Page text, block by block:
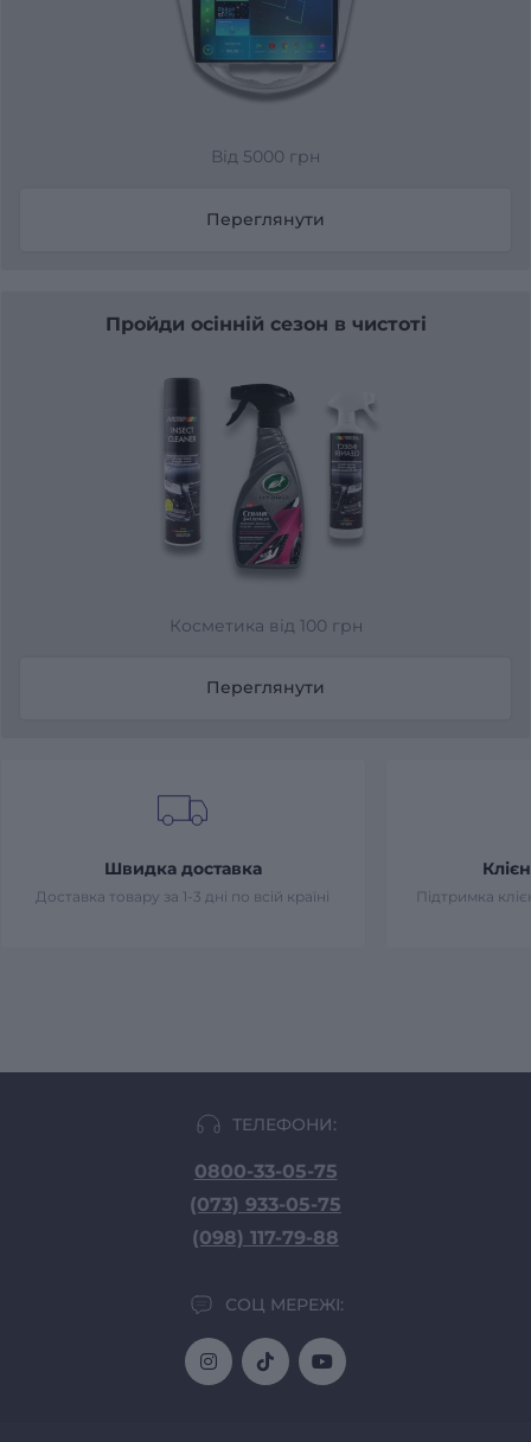
Від 5000 грн
Переглянути
Пройди осінній сезон в чистоті
Косметика від 100 грн
Переглянути
Швидка доставка
Доставка товару за 1-3 дні по всій країні Підтримка
ТЕЛЕФОНИ:
0800-33-05-75
(073) 933-05-75
(098) 117-79-88
СОЦ МЕРЕЖІ: